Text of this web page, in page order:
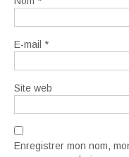
E-mail *
Site web
Enregistrer mon nom,